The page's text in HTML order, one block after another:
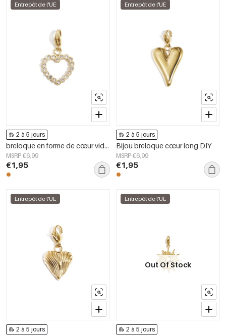
Entrepôt de l'UE
2 à 5 jours
breloque en forme de cœur vide incrusté à faire soi-même
MSRP €6,99
€1,95
Entrepôt de l'UE
2 à 5 jours
Bijou breloque cœur long DIY
MSRP €6,99
€1,95
Entrepôt de l'UE
2 à 5 jours
Entrepôt de l'UE
Out Of Stock
2 à 5 jours